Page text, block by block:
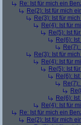
Re: Ist für mich ein
Re(2): Ist für mich
Re(3): Ist für
Re(4): Ist für
Re(5): Ist
Re(6):
Re(3): Ist für
Re(4): Ist für
Re(5): Ist
Re(6):
Re(6):
Re(4): Ist für
Re: Ist für mich ein
Re(2): Ist für mich